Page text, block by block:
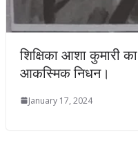
शिक्षिका आशा कुमारी का
आकस्मिक निधन।
January 17, 2024